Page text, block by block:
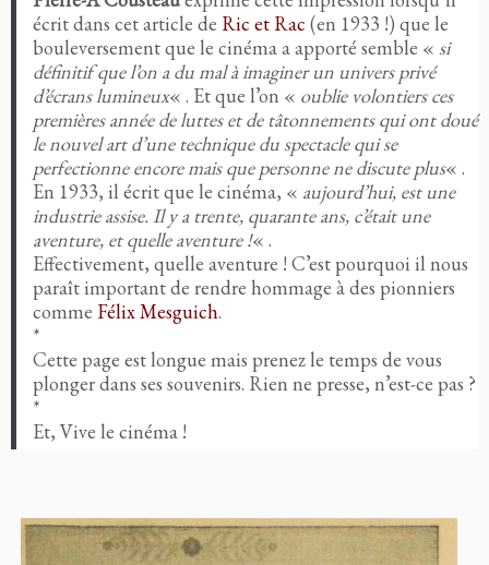
écrit dans cet article de Ric et Rac (en 1933 !) que le
bouleversement que le cinéma a apporté semble « si
définitif que l’on a du mal à imaginer un univers privé
d’écrans lumineux« . Et que l’on « oublie volontiers ces
premières année de luttes et de tâtonnements qui ont doué
le nouvel art d’une technique du spectacle qui se
perfectionne encore mais que personne ne discute plus« .
En 1933, il écrit que le cinéma, « aujourd’hui, est une
industrie assise. Il y a trente, quarante ans, c’était une
aventure, et quelle aventure !« .
Effectivement, quelle aventure ! C’est pourquoi il nous
paraît important de rendre hommage à des pionniers
comme Félix Mesguich.
*
Cette page est longue mais prenez le temps de vous
plonger dans ses souvenirs. Rien ne presse, n’est-ce pas ?
*
Et, Vive le cinéma !